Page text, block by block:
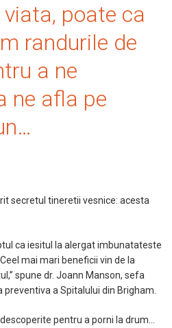
poate ca
randurile de
a ne
ne afla pe
secretul tineretii vesnice: acesta
ca iesitul la alergat imbunatateste
mai mari beneficii vin de la
spune dr. Joann Manson, sefa
a Spitalului din Brigham.
pentru a porni la drum…